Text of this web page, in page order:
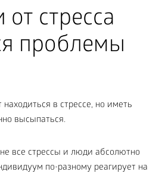
от стресса
проблемы
в стрессе, но иметь
высыпаться.
все стрессы и люди абсолютно
по-разному реагирует на